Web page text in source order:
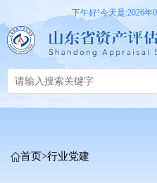
下午好!今天是:2026年
首页>行业党建